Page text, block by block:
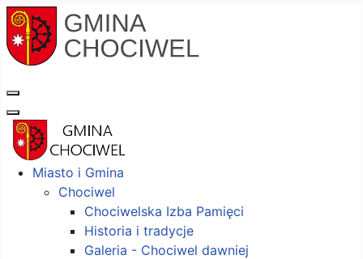
Miasto i Gmina
Chociwel
Chociwelska Izba Pamięci
Historia i tradycje
Galeria - Chociwel dawniej